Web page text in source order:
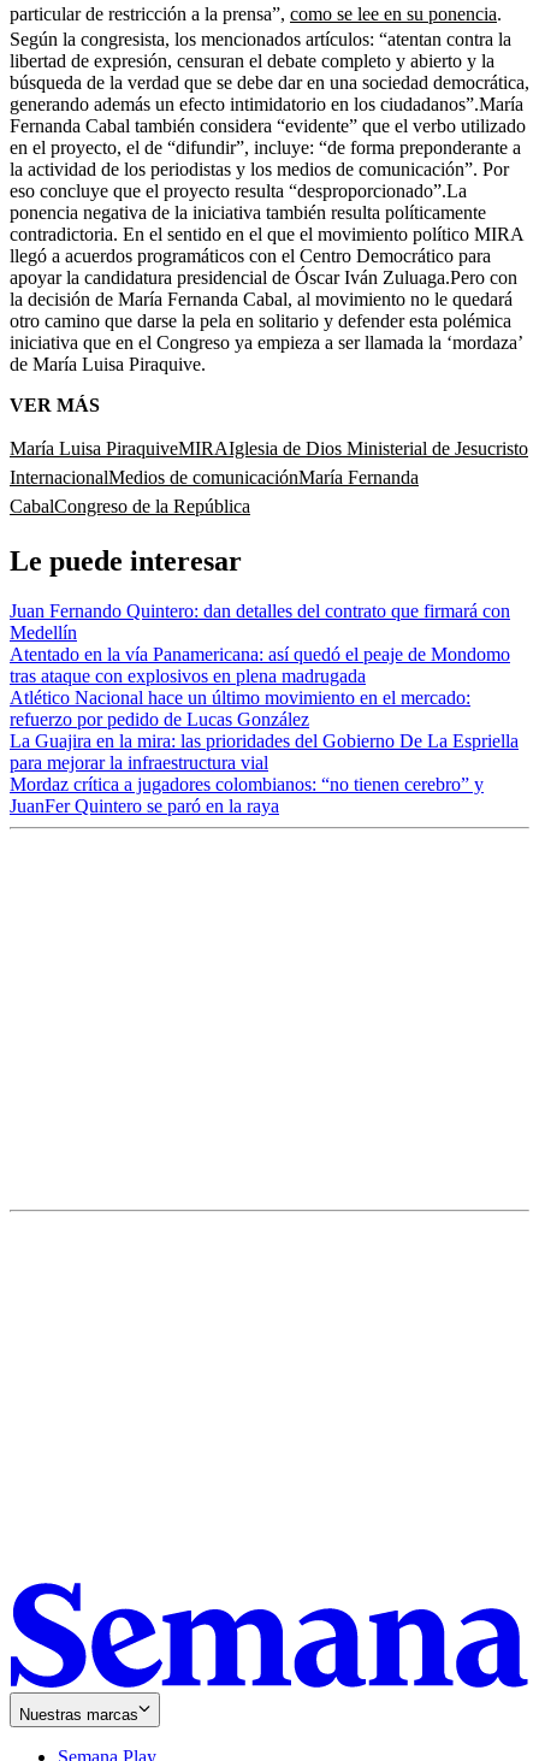
particular de restricción a la prensa”, como se lee en su ponencia.
Según la congresista, los mencionados artículos: “atentan contra la
libertad de expresión, censuran el debate completo y abierto y la
búsqueda de la verdad que se debe dar en una sociedad democrática,
generando además un efecto intimidatorio en los ciudadanos”.María
Fernanda Cabal también considera “evidente” que el verbo utilizado
en el proyecto, el de “difundir”, incluye: “de forma preponderante a
la actividad de los periodistas y los medios de comunicación”. Por
eso concluye que el proyecto resulta “desproporcionado”.La
ponencia negativa de la iniciativa también resulta políticamente
contradictoria. En el sentido en el que el movimiento político MIRA
llegó a acuerdos programáticos con el Centro Democrático para
apoyar la candidatura presidencial de Óscar Iván Zuluaga.Pero con
la decisión de María Fernanda Cabal, al movimiento no le quedará
otro camino que darse la pela en solitario y defender esta polémica
iniciativa que en el Congreso ya empieza a ser llamada la ‘mordaza’
de María Luisa Piraquive.
VER MÁS
María Luisa PiraquiveMIRAIglesia de Dios Ministerial de Jesucristo
InternacionalMedios de comunicaciónMaría Fernanda
CabalCongreso de la República
Le puede interesar
Juan Fernando Quintero: dan detalles del contrato que firmará con
Medellín
Atentado en la vía Panamericana: así quedó el peaje de Mondomo
tras ataque con explosivos en plena madrugada
Atlético Nacional hace un último movimiento en el mercado:
refuerzo por pedido de Lucas González
La Guajira en la mira: las prioridades del Gobierno De La Espriella
para mejorar la infraestructura vial
Mordaz crítica a jugadores colombianos: “no tienen cerebro” y
JuanFer Quintero se paró en la raya
Nuestras marcas
Semana Play